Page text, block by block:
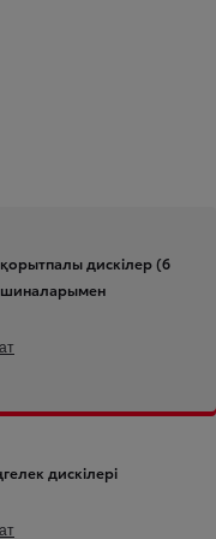
қорытпалы дискілер (6
шиналарымен
дискілері